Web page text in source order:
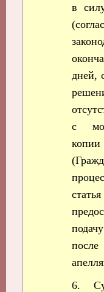
в
дней,
с
6.